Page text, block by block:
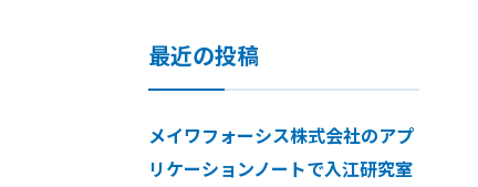
最近の投稿
メイワフォーシス株式会社のアプ
リケーションノートで入江研究室